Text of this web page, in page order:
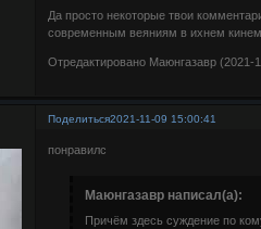
Да просто некоторые твои
современным веяниям в ихнем
Отредактировано Маюнгазавр (2021-
Поделиться2021-11-09 15:00:41
понравилс
Маюнгазавр написал(а):
Причём здесь суждение по